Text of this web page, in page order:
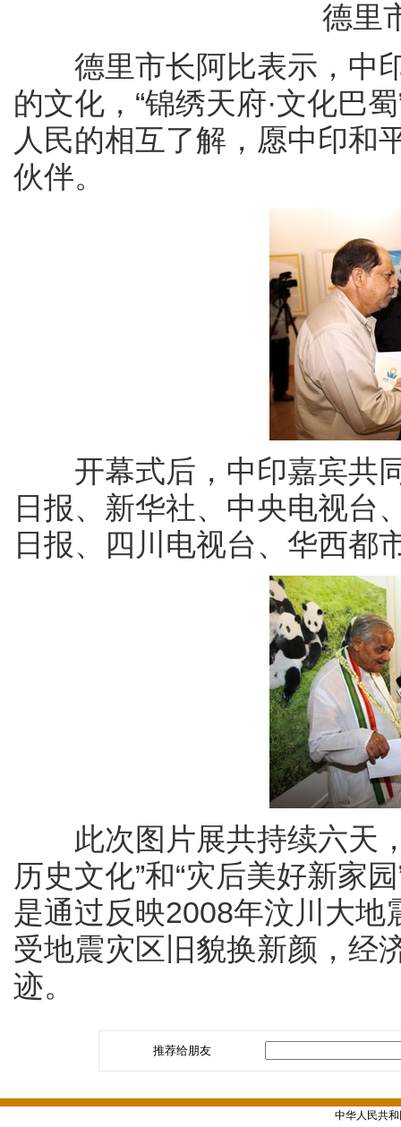
德里
德里市长阿比表示，中印
的文化，“锦绣天府·文化巴
人民的相互了解，愿中印和
伙伴。
开幕式后，中印嘉宾共同
日报、新华社、中央电视台
日报、四川电视台、华西都
此次图片展共持续六天，
历史文化”和“灾后美好新家
是通过反映2008年汶川大
受地震灾区旧貌换新颜，经
迹。
推荐给朋友
中华人民共